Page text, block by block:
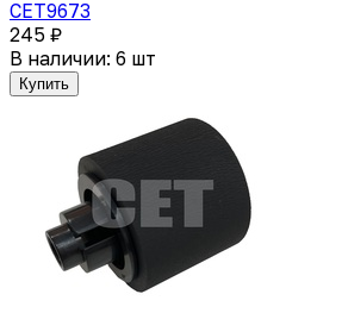
CET9673
245 ₽
В наличии: 6 шт
Купить